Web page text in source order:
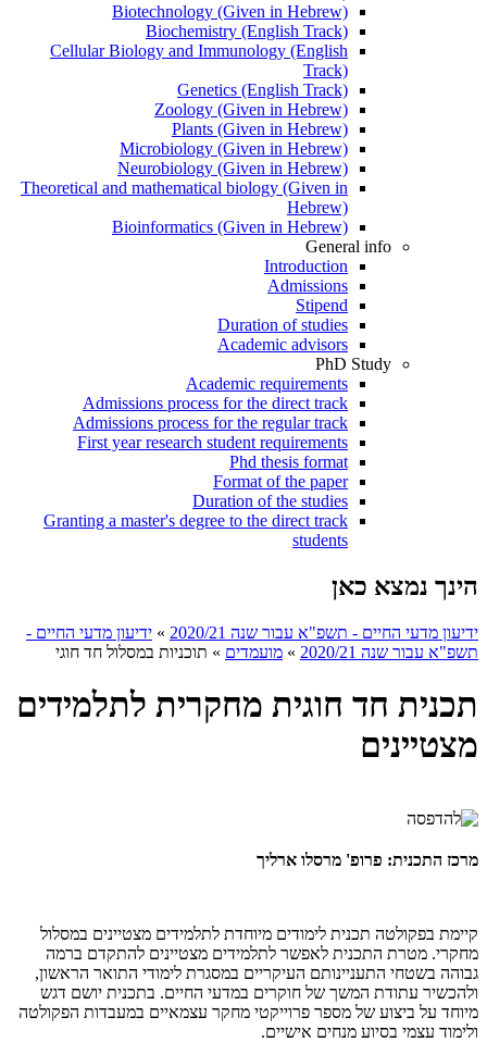
Biotechnology (Given in Hebrew)
Biochemistry (English Track)
Cellular Biology and Immunology (English
Track)
Genetics (English Track)
Zoology (Given in Hebrew)
Plants (Given in Hebrew)
Microbiology (Given in Hebrew)
Neurobiology (Given in Hebrew)
Theoretical and mathematical biology (Given in
Hebrew)
Bioinformatics (Given in Hebrew)
General info
Introduction
Admissions
Stipend
Duration of studies
Academic advisors
PhD Study
Academic requirements
Admissions process for the direct track
Admissions process for the regular track
First year research student requirements
Phd thesis format
Format of the paper
Duration of the studies
Granting a master's degree to the direct track
students
הינך נמצא כאן
ידיעון מדעי החיים - תשפ"א עבור שנה 2020/21 » ידיעון מדעי החיים -
תשפ"א עבור שנה 2020/21
» מועמדים » תוכניות במסלול חד חוגי
תכנית חד חוגית מחקרית לתלמידים
מצטיינים
מרכז התכנית: פרופ' מרסלו ארליך
קיימת בפקולטה תכנית לימודים מיוחדת לתלמידים מצטיינים במסלול
מחקרי. מטרת התכנית לאפשר לתלמידים מצטיינים להתקדם ברמה
גבוהה בשטחי התעניינותם העיקריים במסגרת לימודי התואר הראשון,
ולהכשיר עתודת המשך של חוקרים במדעי החיים. בתכנית יושם דגש
מיוחד על ביצוע של מספר פרוייקטי מחקר עצמאיים במעבדות הפקולטה
ולימוד עצמי בסיוע מנחים אישיים.